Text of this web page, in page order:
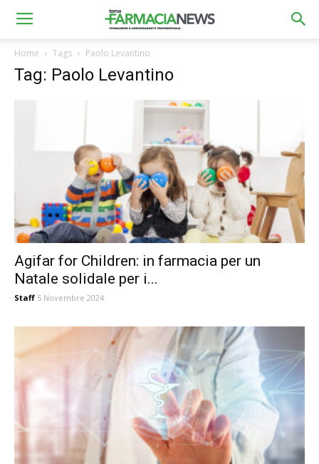
Home Tags Paolo Levantino
Tag: Paolo Levantino
Agifar for Children: in farmacia per un
Natale solidale per i...
Staff 5 Novembre 2024